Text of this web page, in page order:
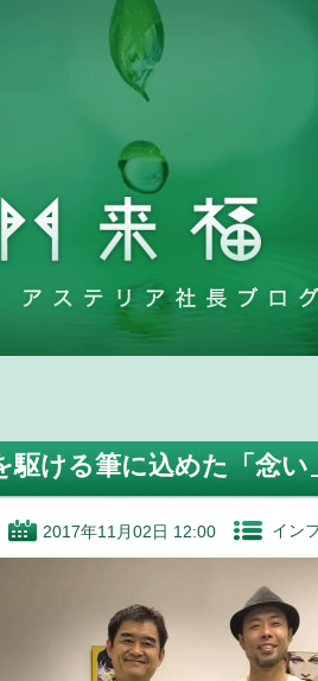
駆ける筆に込めた「念い
2017年11月02日 12:00 イン